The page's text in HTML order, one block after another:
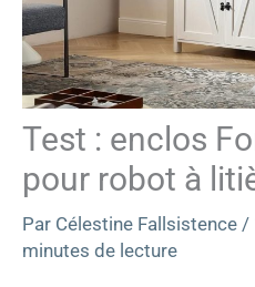
Test : enclos
pour robot à
Par Célestine Fallsistence /
minutes de lecture